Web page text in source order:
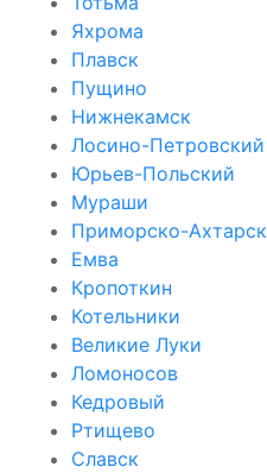
Яхрома
Плавск
Пущино
Нижнекамск
Лосино-Петровский
Юрьев-Польский
Мураши
Приморско-Ахтарск
Емва
Кропоткин
Котельники
Великие Луки
Ломоносов
Кедровый
Ртищево
Славск